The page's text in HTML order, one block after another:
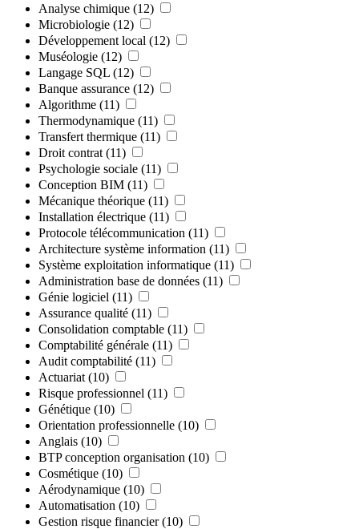
Analyse chimique (12)
Microbiologie (12)
Développement local (12)
Muséologie (12)
Langage SQL (12)
Banque assurance (12)
Algorithme (11)
Thermodynamique (11)
Transfert thermique (11)
Droit contrat (11)
Psychologie sociale (11)
Conception BIM (11)
Mécanique théorique (11)
Installation électrique (11)
Protocole télécommunication (11)
Architecture système information (11)
Système exploitation informatique (11)
Administration base de données (11)
Génie logiciel (11)
Assurance qualité (11)
Consolidation comptable (11)
Comptabilité générale (11)
Audit comptabilité (11)
Actuariat (10)
Risque professionnel (11)
Génétique (10)
Orientation professionnelle (10)
Anglais (10)
BTP conception organisation (10)
Cosmétique (10)
Aérodynamique (10)
Automatisation (10)
Gestion risque financier (10)